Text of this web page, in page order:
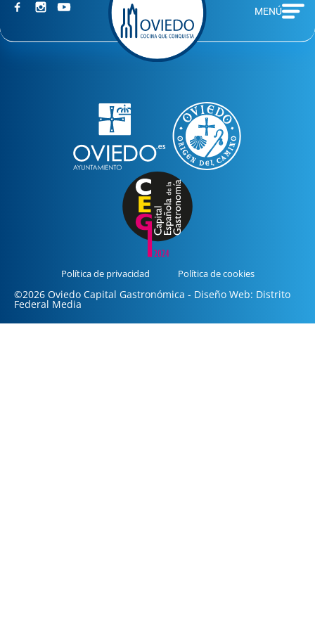
MENÚ
Política de privacidad Política de cookies
©2026 Oviedo Capital Gastronómica - Diseño Web: Distrito
Federal Media